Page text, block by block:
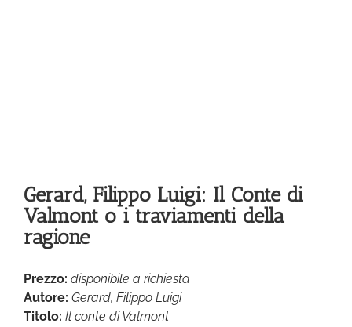
Gerard, Filippo Luigi: Il Conte di
Valmont o i traviamenti della
ragione
Prezzo: disponibile a richiesta
Autore: Gerard, Filippo Luigi
Titolo: Il conte di Valmont